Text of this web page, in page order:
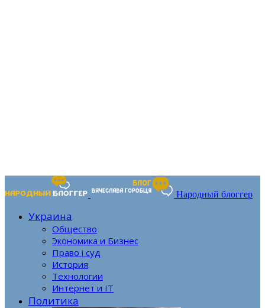
Народный блоггер
Украина
Общество
Экономика и Бизнес
Право і суд
История
Технологии
Интернет и IT
Политика